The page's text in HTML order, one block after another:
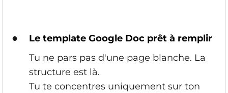
●
Le template Google Doc prêt à remplir
Tu ne pars pas d'une page blanche. La
structure est là.
Tu te concentres uniquement sur ton